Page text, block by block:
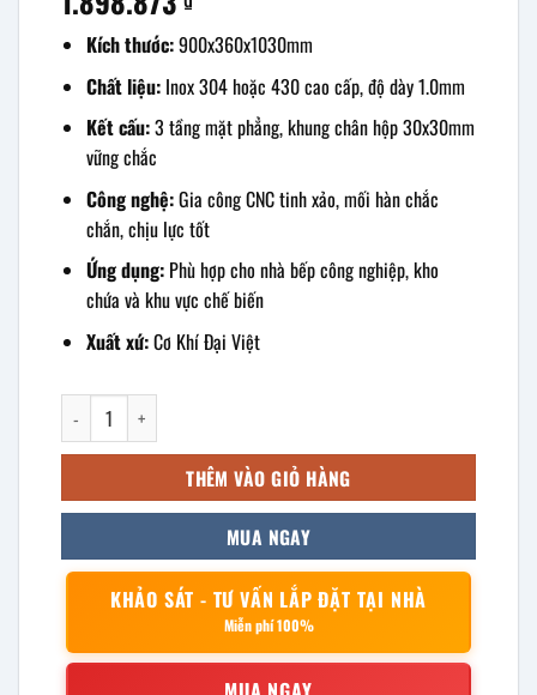
Kích thước:900x360x1030mm
Chất liệu:Inox 304 hoặc 430 cao cấp, độ dày 1.0mm
Kết cấu:3 tầng mặt phẳng, khung chân hộp 30x30mm
vững chắc
Công nghệ:Gia công CNC tinh xảo, mối hàn chắc
chắn, chịu lực tốt
Ứng dụng:Phù hợp cho nhà bếp công nghiệp, kho
chứa và khu vực chế biến
Xuất xứ:Cơ Khí Đại Việt
kệ inox 3 tầng mặt phẳng 900x360x1030mm số lượng
THÊM VÀO GIỎ HÀNG
MUA NGAY
KHẢO SÁT - TƯ VẤN LẮP ĐẶT TẠI NHÀ
Miễn phí 100%